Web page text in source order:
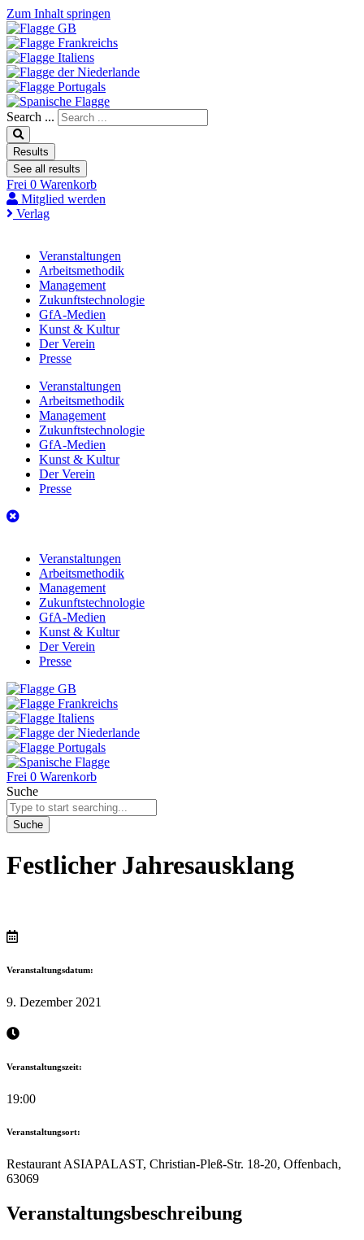
Zum Inhalt springen
Search ...
Results
See all results
Frei 0 Warenkorb
Mitglied werden
Verlag
Veranstaltungen
Arbeitsmethodik
Management
Zukunftstechnologie
GfA-Medien
Kunst & Kultur
Der Verein
Presse
Veranstaltungen
Arbeitsmethodik
Management
Zukunftstechnologie
GfA-Medien
Kunst & Kultur
Der Verein
Presse
Veranstaltungen
Arbeitsmethodik
Management
Zukunftstechnologie
GfA-Medien
Kunst & Kultur
Der Verein
Presse
Frei 0 Warenkorb
Suche
Suche
Festlicher Jahresausklang
Veranstaltungsdatum:
9. Dezember 2021
Veranstaltungszeit:
19:00
Veranstaltungsort:
Restaurant ASIAPALAST, Christian-Pleß-Str. 18-20, Offenbach,
63069
Veranstaltungsbeschreibung